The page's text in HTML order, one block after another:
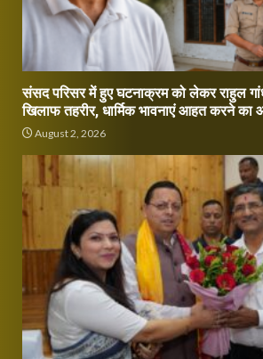
संसद परिसर में हुए घटनाक्रम को लेकर राहुल
खिलाफ तहरीर, धार्मिक भावनाएं आहत करने का
August 2, 2026